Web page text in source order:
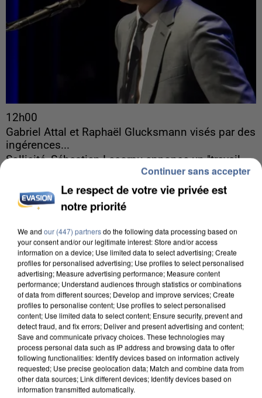
12h00
Gabriel Attal et Raphaël Glucksmann visés par des
ingérences...
Sollicité, Sébastien Lecornu annonce un "travail
commun" avec les partis à la rentrée.
7h56
Le respect de votre vie privée est
notre priorité
We and our (447) partnersdo the following data processing based on
your consent and/or our legitimate interest: Store and/or access
information on a device; Use limited data to select advertising; Create
profiles for personalised advertising; Use profiles to select personalised
advertising; Measure advertising performance; Measure content
performance; Understand audiences through statistics or combinations
of data from different sources; Develop and improve services; Create
profiles to personalise content; Use profiles to select personalised
content; Use limited data to select content; Ensure security, prevent and
detect fraud, and fix errors; Deliver and present advertising and content;
Save and communicate privacy choices. These technologies may
process personal data such as IP address and browsing data to offer
following functionalities: Identify devices based on information actively
requested; Use precise geolocation data; Match and combine data from
other data sources; Link different devices; Identify devices based on
information transmitted automatically.
Continuer sans accepter